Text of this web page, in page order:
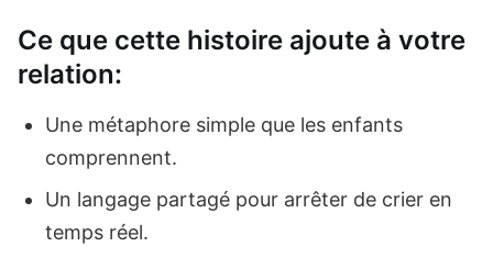
Ce que cette histoire ajoute à votre
relation:
Une métaphore simple que les enfants
comprennent.
Un langage partagé pour arrêter de crier en
temps réel.